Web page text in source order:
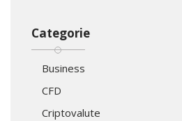
Categorie
Business
CFD
Criptovalute